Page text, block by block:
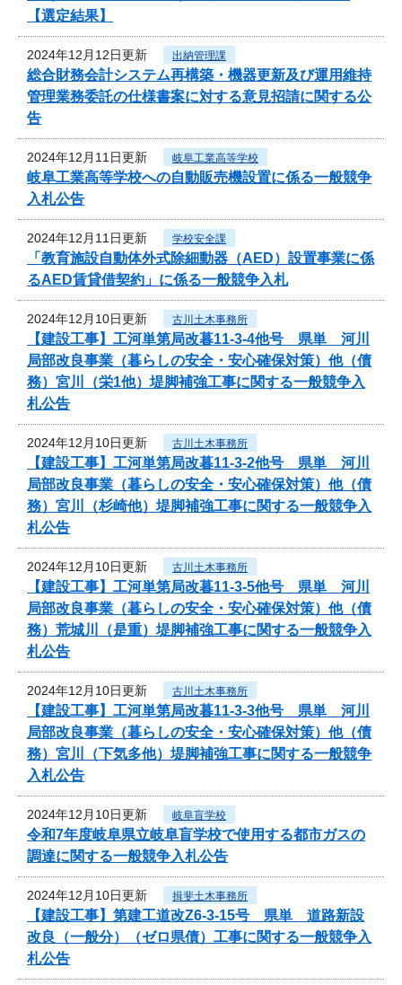
【選定結果】
2024年12月12日更新 出納管理課
総合財務会計システム再構築・機器更新及び運用維持
管理業務委託の仕様書案に対する意見招請に関する公
告
2024年12月11日更新 岐阜工業高等学校
岐阜工業高等学校への自動販売機設置に係る一般競争
入札公告
2024年12月11日更新 学校安全課
「教育施設自動体外式除細動器（AED）設置事業に係
るAED賃貸借契約」に係る一般競争入札
2024年12月10日更新 古川土木事務所
【建設工事】工河単第局改暮11-3-4他号 県単 河川
局部改良事業（暮らしの安全・安心確保対策）他（債
務）宮川（栄1他）堤脚補強工事に関する一般競争入
札公告
2024年12月10日更新 古川土木事務所
【建設工事】工河単第局改暮11-3-2他号 県単 河川
局部改良事業（暮らしの安全・安心確保対策）他（債
務）宮川（杉崎他）堤脚補強工事に関する一般競争入
札公告
2024年12月10日更新 古川土木事務所
【建設工事】工河単第局改暮11-3-5他号 県単 河川
局部改良事業（暮らしの安全・安心確保対策）他（債
務）荒城川（是重）堤脚補強工事に関する一般競争入
札公告
2024年12月10日更新 古川土木事務所
【建設工事】工河単第局改暮11-3-3他号 県単 河川
局部改良事業（暮らしの安全・安心確保対策）他（債
務）宮川（下気多他）堤脚補強工事に関する一般競争
入札公告
2024年12月10日更新 岐阜盲学校
令和7年度岐阜県立岐阜盲学校で使用する都市ガスの
調達に関する一般競争入札公告
2024年12月10日更新 揖斐土木事務所
【建設工事】第建工道改Z6-3-15号 県単 道路新設
改良（一般分）（ゼロ県債）工事に関する一般競争入
札公告